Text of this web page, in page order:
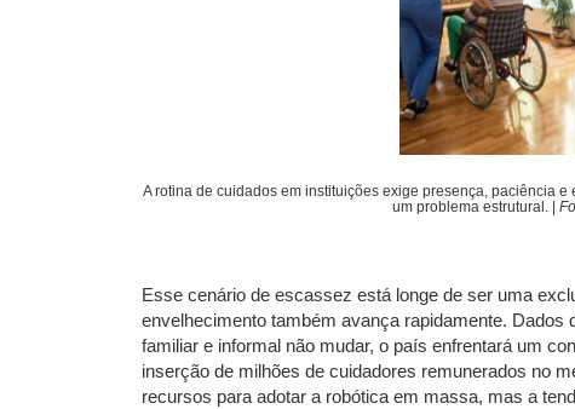
A rotina de cuidados em instituições exige presença, paciência
um problema estrutural. |
Esse cenário de escassez está longe de ser uma
envelhecimento também avança rapidamente.
familiar e informal não mudar, o país enfrentará um
inserção de milhões de cuidadores remunerados no
recursos para adotar a robótica em massa, mas a